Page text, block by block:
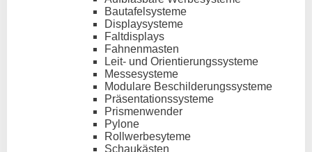
Bautafelsysteme
Displaysysteme
Faltdisplays
Fahnenmasten
Leit- und Orientierungssysteme
Messesysteme
Modulare Beschilderungssysteme
Präsentationssysteme
Prismenwender
Pylone
Rollwerbesyteme
Schaukästen